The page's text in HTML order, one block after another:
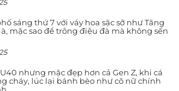
sáng thứ 7 với váy hoa sặc sỡ như Tăng
mặc sao để trông điệu đà mà không sến
nhưng mặc đẹp hơn cả Gen Z, khi cá
cháy, lúc lại bánh bèo như cô nữ chính